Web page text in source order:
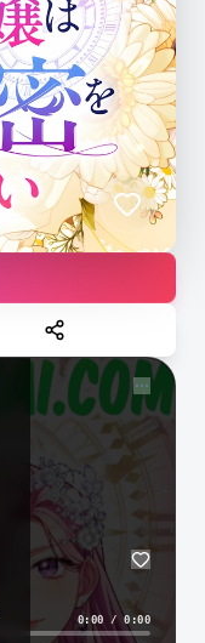
0:00 /0:00